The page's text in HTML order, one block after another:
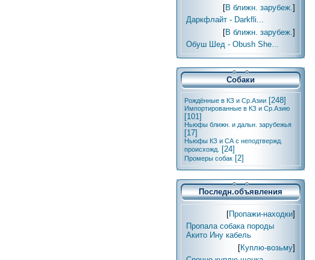
[В ближн. зарубеж.]
Даркфлайт - Darkfli...
[В ближн. зарубеж.]
Обуш Шед - Obush She...
Собаки
Рождённые в КЗ и Ср.Азии [248]
Импортированные в КЗ и Ср.Азию
[101]
Ньюфы ближн. и дальн. зарубежья
[17]
Ньюфы КЗ и СА с неподтвержд.
происхожд.
[24]
Промеры собак [2]
Последн.объявления
[Пропажи-находки]
Пропала собака породы
Акито Ину кабель
[Куплю-возьму]